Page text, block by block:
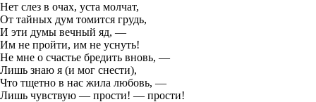
Нет слез в очах, уста молчат,
От тайных дум томится грудь,
И эти думы вечный яд, —
Им не пройти, им не уснуть!
Не мне о счастье бредить вновь, —
Лишь знаю я (и мог снести),
Что тщетно в нас жила любовь, —
Лишь чувствую — прости! — прости!